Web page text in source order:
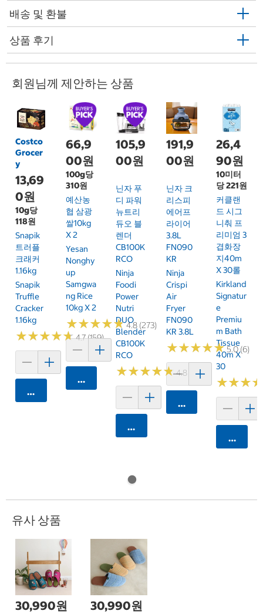
배송 및 환불
상품 후기
회원님께 제안하는 상품
Costco
Grocer
y
13,69
0원
10g당
118원
Snapik
트러플
크래커
1.16kg
Snapik
Truffle
Cracker
1.16kg
★★★★★
★★★★★4.7 (159)
카트에 담기
66,9
00원
100g당
310원
예산농
협 삼광
쌀10kg
X 2
Yesan
Nonghy
Up
Samgwa
Ng Rice
10kg X 2
★★★★★
★★★★★4.8 (273)
카트에 담기
105,9
00원
닌자 푸
디 파워
뉴트리
듀오 블
렌더
CB100K
RCO
Ninja
Foodi
Power
Nutri
DUO
Blender
CB100K
RCO
★★★★★
★★★★★4.8 (250)
카트에 담기
191,9
00원
닌자 크
리스피
에어프
라이어
3.8L
FN090
KR
Ninja
Crispi
Air
Fryer
FN090
KR 3.8L
★★★★★
★★★★★5.0 (6)
카트에 담기
26,4
90원
10미터
당 221원
커클랜
드 시그
니춰 프
리미엄 3
겹화장
지40m
X 30롤
Kirkland
Signatur
E
Premiu
M Bath
Tissue
40m X
30
★★★
★★★
카트에
유사 상품
30,990원 30,990원